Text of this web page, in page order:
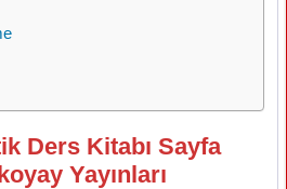
Ders Kitabı Sayfa
Yayınları